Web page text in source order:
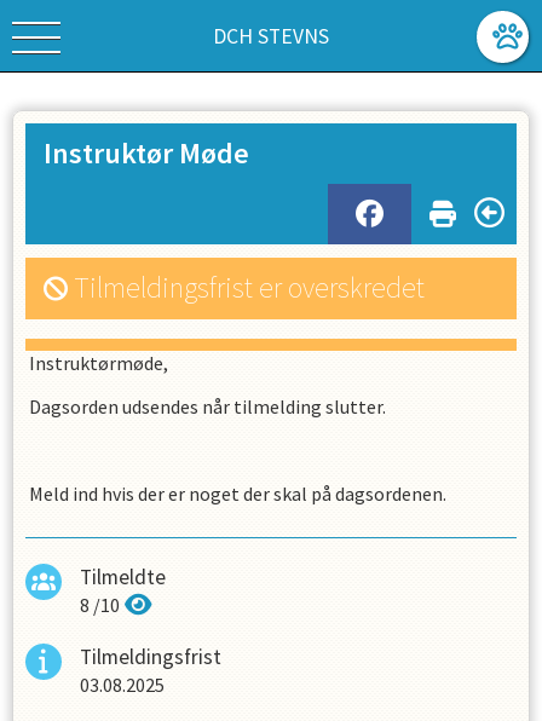
DCH STEVNS
Instruktør Møde
Tilmeldingsfrist er overskredet
Instruktørmøde,
Dagsorden udsendes når tilmelding slutter.
Meld ind hvis der er noget der skal på dagsordenen.
Tilmeldte
8 /10
Tilmeldingsfrist
03.08.2025